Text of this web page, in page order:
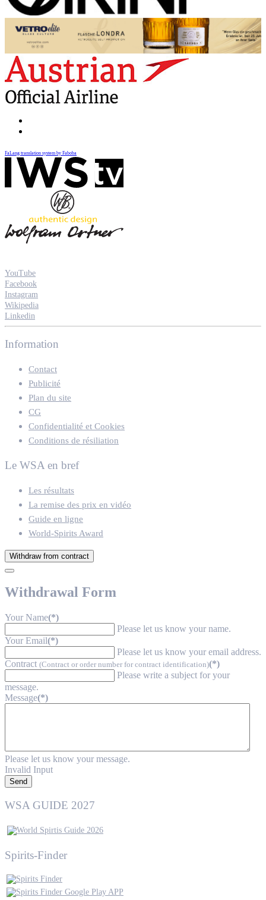
FaLang translation system by Faboba
YouTube
Facebook
Instagram
Wikipedia
Linkedin
Information
Contact
Publicité
Plan du site
CG
Confidentialité et Cookies
Conditions de résiliation
Le WSA en bref
Les résultats
La remise des prix en vidéo
Guide en ligne
World-Spirits Award
Withdraw from contract
Withdrawal Form
Your Name(*)
Please let us know your name.
Your Email(*)
Please let us know your email address.
Contract (Contract or order number for contract identification)(*)
Please write a subject for your
message.
Message(*)
Please let us know your message.
Invalid Input
Send
WSA GUIDE 2027
Spirits-Finder